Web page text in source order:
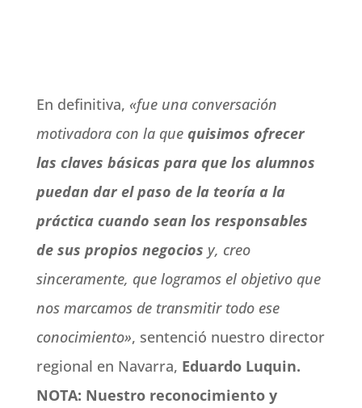
En definitiva, «fue una conversación
motivadora con la que quisimos ofrecer
las claves básicas para que los alumnos
puedan dar el paso de la teoría a la
práctica cuando sean los responsables
de sus propios negocios y, creo
sinceramente, que logramos el objetivo que
nos marcamos de transmitir todo ese
conocimiento», sentenció nuestro director
regional en Navarra, Eduardo Luquin.
NOTA: Nuestro reconocimiento y